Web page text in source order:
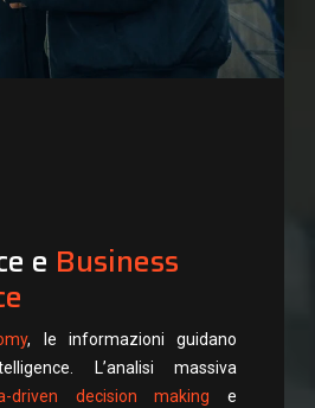
e Business
, le informazioni guidano
L’analisi massiva
driven decision making e